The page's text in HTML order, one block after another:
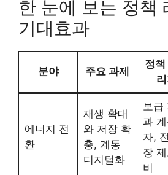
한 눈에 보는 정책
기대효과
분야 주요 과제
정책
리
에너지 전
환
재생 확대
와 저장 확
충, 계통
디지털화
보급
과
자,
장
비